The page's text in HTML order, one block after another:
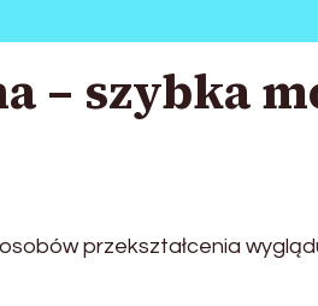
– szybka
przekształcenia